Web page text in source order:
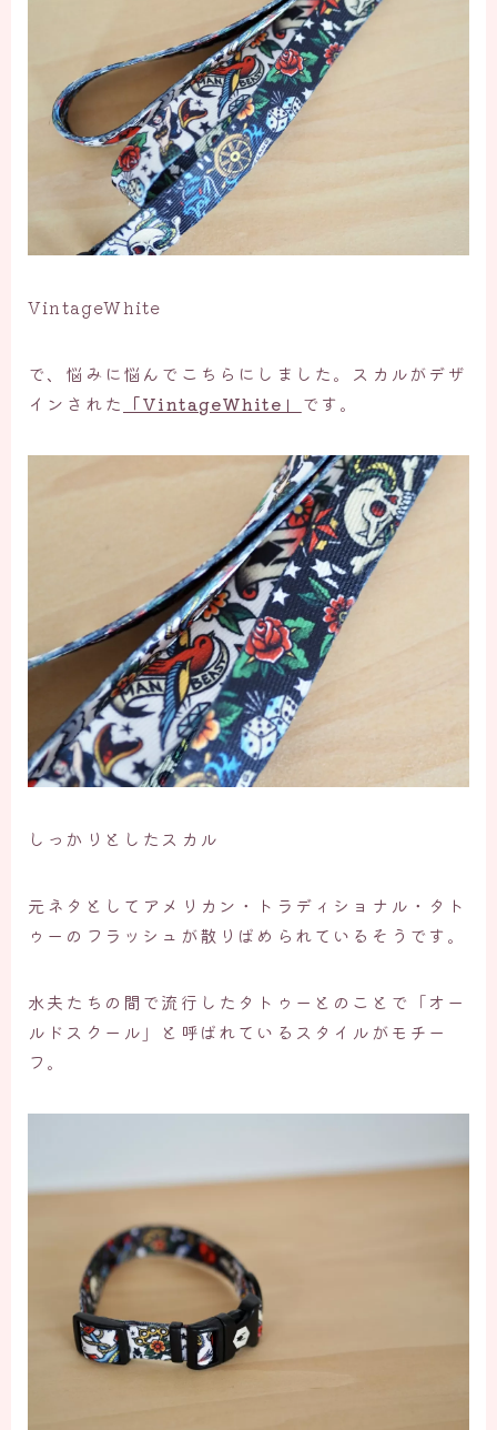
VintageWhite
で、悩みに悩んでこちらにしました。スカルがデザ
インされた 「VintageWhite」 です。
しっかりとしたスカル
元ネタとしてアメリカン・トラディショナル・タト
ゥーのフラッシュが散りばめられているそうです。
水夫たちの間で流行したタトゥーとのことで「オー
ルドスクール」と呼ばれているスタイルがモチー
フ。